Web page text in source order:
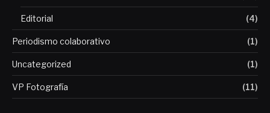
Editorial (4)
Periodismo colaborativo (1)
Uncategorized (1)
VP Fotografía (11)